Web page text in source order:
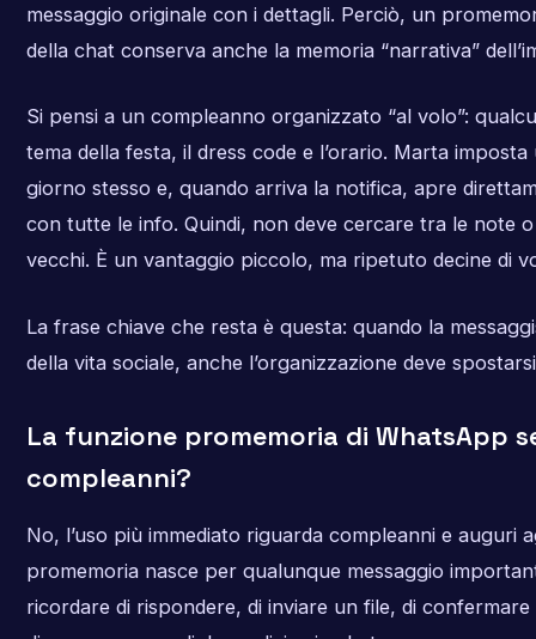
messaggio originale con i dettagli. Perciò, un
della chat conserva anche la memoria “narrativa”
Si pensi a un compleanno organizzato “al volo”:
tema della festa, il dress code e l’orario. Marta
giorno stesso e, quando arriva la notifica, apre
con tutte le info. Quindi, non deve cercare tra le note
vecchi. È un vantaggio piccolo, ma ripetuto decine di
La frase chiave che resta è questa: quando la
della vita sociale, anche l’organizzazione deve
La funzione promemoria di WhatsApp
compleanni?
No, l’uso più immediato riguarda compleanni e auguri
promemoria nasce per qualunque messaggio
ricordare di rispondere, di inviare un file, di